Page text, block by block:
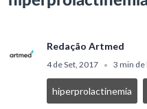
Redação Artmed
4 de Set, 2017 • 3 min de
hiperprolactinemia